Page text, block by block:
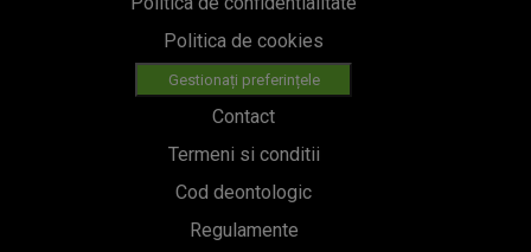
Politica de cookies
Gestionați preferințele
Contact
Termeni si conditii
Cod deontologic
Regulamente